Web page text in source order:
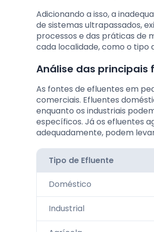
Adicionando a isso, a
de sistemas ultrapassados,
processos e das práticas de
cada localidade, como o tipo
Análise das principais
As fontes de efluentes em
comerciais. Efluentes
enquanto os industriais
específicos. Já os efluentes
adequadamente, podem
Tipo de Efluente
Doméstico
Industrial